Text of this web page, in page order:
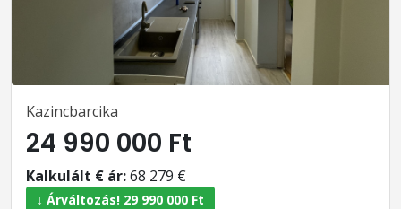
Kazincbarcika
24 990 000 Ft
Kalkulált € ár:68 279 €
↓ Árváltozás! 29 990 000 Ft